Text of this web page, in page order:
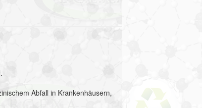
Abfall in Krankenhäusern,